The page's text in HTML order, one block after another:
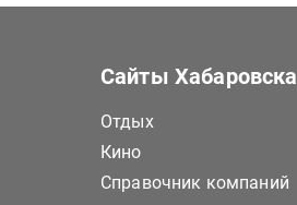
Сайты Хабаровска
Отдых
Кино
Справочник компаний